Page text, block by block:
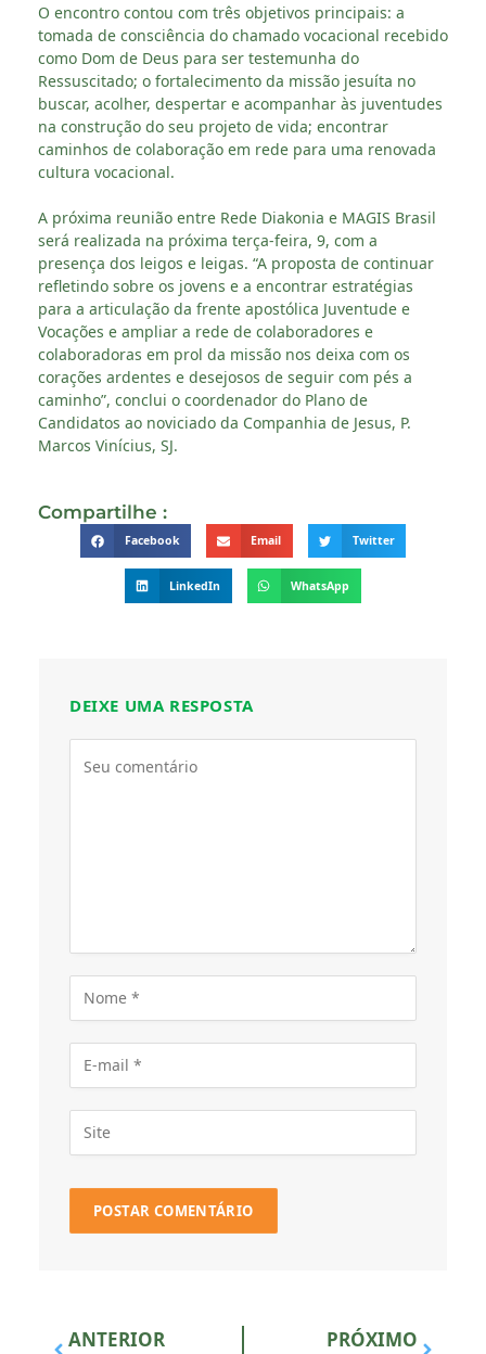
O encontro contou com três objetivos principais: a
tomada de consciência do chamado vocacional recebido
como Dom de Deus para ser testemunha do
Ressuscitado; o fortalecimento da missão jesuíta no
buscar, acolher, despertar e acompanhar às juventudes
na construção do seu projeto de vida; encontrar
caminhos de colaboração em rede para uma renovada
cultura vocacional.
A próxima reunião entre Rede Diakonia e MAGIS Brasil
será realizada na próxima terça-feira, 9, com a
presença dos leigos e leigas. “A proposta de continuar
refletindo sobre os jovens e a encontrar estratégias
para a articulação da frente apostólica Juventude e
Vocações e ampliar a rede de colaboradores e
colaboradoras em prol da missão nos deixa com os
corações ardentes e desejosos de seguir com pés a
caminho”, conclui o coordenador do Plano de
Candidatos ao noviciado da Companhia de Jesus, P.
Marcos Vinícius, SJ.
Compartilhe :
Facebook Email Twitter
LinkedIn WhatsApp
DEIXE UMA RESPOSTA
ANTERIOR PRÓXIMO